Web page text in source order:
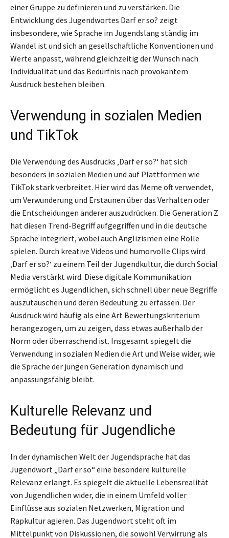
einer Gruppe zu definieren und zu verstärken. Die
Entwicklung des Jugendwortes Darf er so? zeigt
insbesondere, wie Sprache im Jugendslang ständig im
Wandel ist und sich an gesellschaftliche Konventionen und
Werte anpasst, während gleichzeitig der Wunsch nach
Individualität und das Bedürfnis nach provokantem
Ausdruck bestehen bleiben.
Verwendung in sozialen Medien
und TikTok
Die Verwendung des Ausdrucks ‚Darf er so?‘ hat sich
besonders in sozialen Medien und auf Plattformen wie
TikTok stark verbreitet. Hier wird das Meme oft verwendet,
um Verwunderung und Erstaunen über das Verhalten oder
die Entscheidungen anderer auszudrücken. Die Generation Z
hat diesen Trend-Begriff aufgegriffen und in die deutsche
Sprache integriert, wobei auch Anglizismen eine Rolle
spielen. Durch kreative Videos und humorvolle Clips wird
‚Darf er so?‘ zu einem Teil der Jugendkultur, die durch Social
Media verstärkt wird. Diese digitale Kommunikation
ermöglicht es Jugendlichen, sich schnell über neue Begriffe
auszutauschen und deren Bedeutung zu erfassen. Der
Ausdruck wird häufig als eine Art Bewertungskriterium
herangezogen, um zu zeigen, dass etwas außerhalb der
Norm oder überraschend ist. Insgesamt spiegelt die
Verwendung in sozialen Medien die Art und Weise wider, wie
die Sprache der jungen Generation dynamisch und
anpassungsfähig bleibt.
Kulturelle Relevanz und
Bedeutung für Jugendliche
In der dynamischen Welt der Jugendsprache hat das
Jugendwort „Darf er so“ eine besondere kulturelle
Relevanz erlangt. Es spiegelt die aktuelle Lebensrealität
von Jugendlichen wider, die in einem Umfeld voller
Einflüsse aus sozialen Netzwerken, Migration und
Rapkultur agieren. Das Jugendwort steht oft im
Mittelpunkt von Diskussionen, die sowohl Verwirrung als